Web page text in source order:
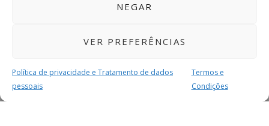
NEGAR
VER PREFERÊNCIAS
Política de privacidade e Tratamento de dados
pessoais
Termos e
Condições